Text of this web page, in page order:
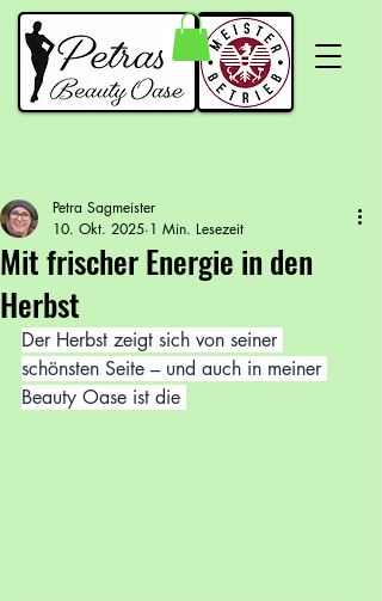
Mit frischer Energie in den
Herbst
Petra Sagmeister
10. Okt. 2025 1 Min. Lesezeit
Der Herbst zeigt sich von seiner
schönsten Seite – und auch in meiner
Beauty Oase ist die